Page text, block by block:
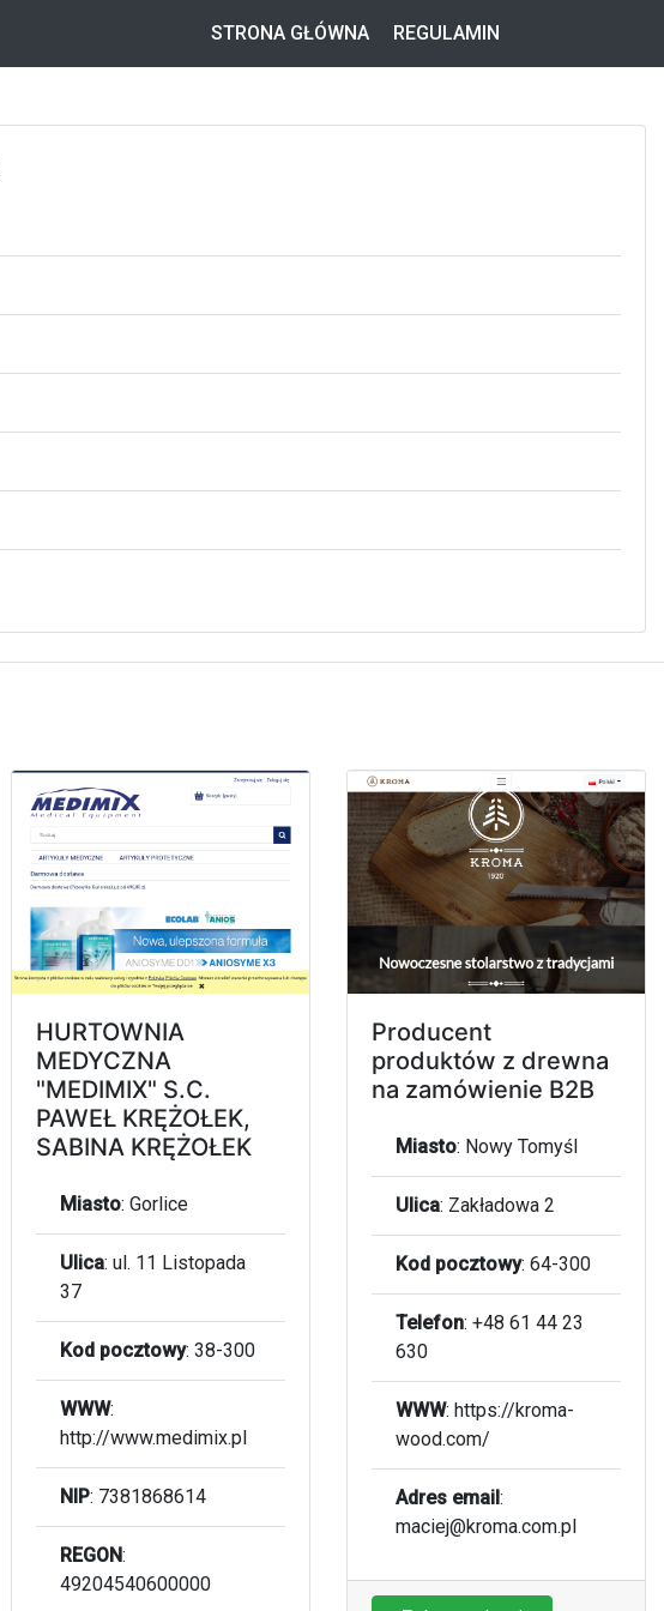
STRONA GŁÓWNA REGULAMIN
HURTOWNIA
MEDYCZNA
"MEDIMIX" S.C.
PAWEŁ KRĘŻOŁEK,
SABINA KRĘŻOŁEK
Miasto: Gorlice
Ulica: ul. 11 Listopada
37
Kod pocztowy: 38-300
WWW:
http://www.medimix.pl
NIP: 7381868614
REGON:
49204540600000
Producent
produktów z drewna
na zamówienie B2B
Miasto: Nowy Tomyśl
Ulica: Zakładowa 2
Kod pocztowy: 64-300
Telefon: +48 61 44 23
630
WWW: https://kroma-
wood.com/
Adres email:
maciej@kroma.com.pl